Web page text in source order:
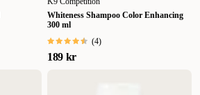
Whiteness Shampoo Color Enhancing
300 ml
(4)
189 kr